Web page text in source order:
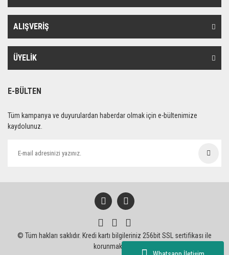
ALIŞVERİŞ
ÜYELİK
E-BÜLTEN
Tüm kampanya ve duyurulardan haberdar olmak için e-bültenimize
kaydolunuz.
© Tüm hakları saklıdır. Kredi kartı bilgileriniz 256bit SSL sertifikası ile
korunmaktadır.